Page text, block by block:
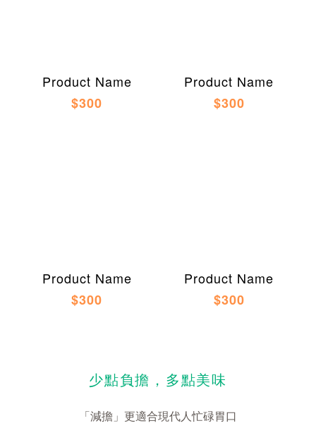
Product Name
$300
Product Name
$300
Product Name
$300
Product Name
$300
少點負擔，多點美味
「減擔」更適合現代人忙碌胃口